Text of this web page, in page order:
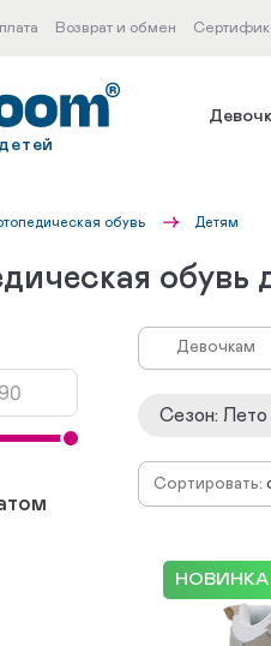
Возврат и обмен
обувь Детям
обувь
Девочкам
Сезон: Лето
Сортировать:
НОВИНКА